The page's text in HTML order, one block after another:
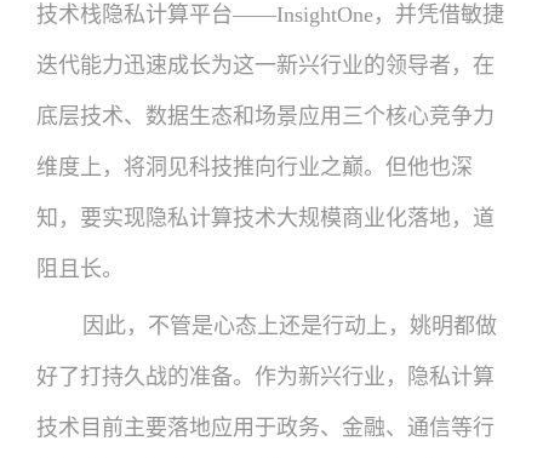
技术栈隐私计算平台——InsightOne，并凭借敏捷
迭代能力迅速成长为这一新兴行业的领导者，在
底层技术、数据生态和场景应用三个核心竞争力
维度上，将洞见科技推向行业之巅。但他也深
知，要实现隐私计算技术大规模商业化落地，道
阻且长。
因此，不管是心态上还是行动上，姚明都做
好了打持久战的准备。作为新兴行业，隐私计算
技术目前主要落地应用于政务、金融、通信等行